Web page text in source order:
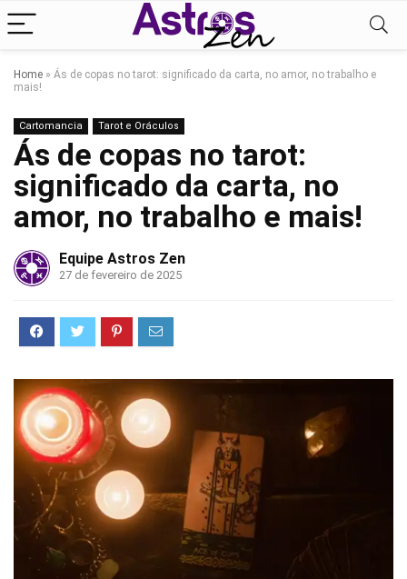
Home » Ás de copas no tarot: significado da carta, no amor, no trabalho e
mais!
Cartomancia Tarot e Oráculos
Ás de copas no tarot:
significado da carta, no
amor, no trabalho e mais!
Equipe Astros Zen
27 de fevereiro de 2025